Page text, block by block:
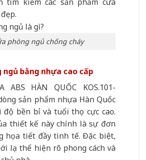
đẹp.
phòng ngủ chống cháy
ngủ bằng nhựa cao cấp
ABS HÀN QUỐC KOS.101-
sản phẩm nhựa Hàn Quốc
độ bền bỉ và tuổi thọ cực cao.
thiết kế này chính là sự đơn
họa tiết đầy tinh tế. Đặc biệt,
lạ thể hiện rõ phong cách và